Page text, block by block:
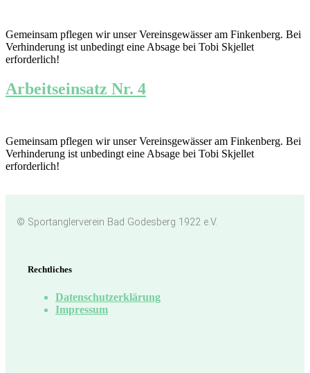
Gemeinsam pflegen wir unser Vereinsgewässer am Finkenberg. Bei
Verhinderung ist unbedingt eine Absage bei Tobi Skjellet
erforderlich!
Arbeitseinsatz Nr. 4
Gemeinsam pflegen wir unser Vereinsgewässer am Finkenberg. Bei
Verhinderung ist unbedingt eine Absage bei Tobi Skjellet
erforderlich!
© Sportanglerverein Bad Godesberg 1922 e.V.
Rechtliches
Datenschutzerklärung
Impressum